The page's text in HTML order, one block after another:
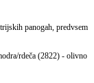
panogah, predvsem
rdeča (2822) - olivno